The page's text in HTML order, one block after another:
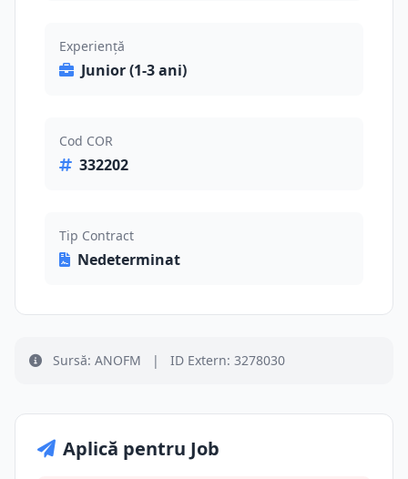
Experiență
Junior (1-3 ani)
Cod COR
332202
Tip Contract
Nedeterminat
Sursă: ANOFM | ID Extern: 3278030
Aplică pentru Job